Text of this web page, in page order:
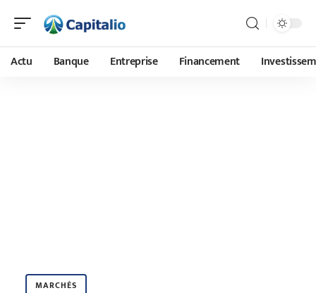
Actu Banque Entreprise Financement
MARCHÉS